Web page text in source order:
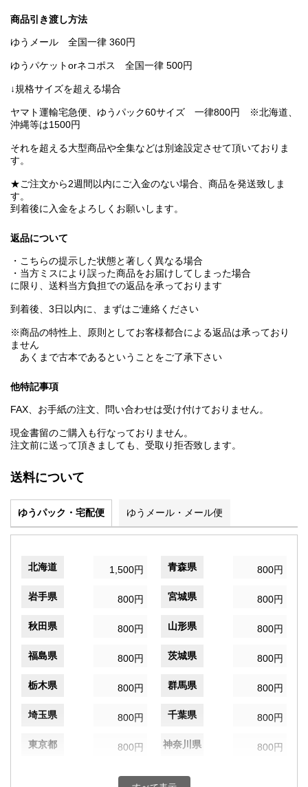
商品引き渡し方法
ゆうメール 全国一律 360円
ゆうパケットorネコポス 全国一律 500円
↓規格サイズを超える場合
ヤマト運輸宅急便、ゆうパック60サイズ 一律800円 ※北海道、
沖縄等は1500円
それを超える大型商品や全集などは別途設定させて頂いておりま
す。
★ご注文から2週間以内にご入金のない場合、商品を発送致しま
す。
到着後に入金をよろしくお願いします。
返品について
・こちらの提示した状態と著しく異なる場合
・当方ミスにより誤った商品をお届けしてしまった場合
に限り、送料当方負担での返品を承っております
到着後、3日以内に、まずはご連絡ください
※商品の特性上、原則としてお客様都合による返品は承っており
ません
あくまで古本であるということをご了承下さい
他特記事項
FAX、お手紙の注文、問い合わせは受け付けておりません。
現金書留のご購入も行なっておりません。
注文前に送って頂きましても、受取り拒否致します。
送料について
ゆうパック・宅配便 ゆうメール・メール便
北海道 1,500円 青森県 800円
岩手県 800円 宮城県 800円
秋田県 800円 山形県 800円
福島県 800円 茨城県 800円
栃木県 800円 群馬県 800円
埼玉県 800円 千葉県 800円
東京都 800円 神奈川県 800円
800円 富山県